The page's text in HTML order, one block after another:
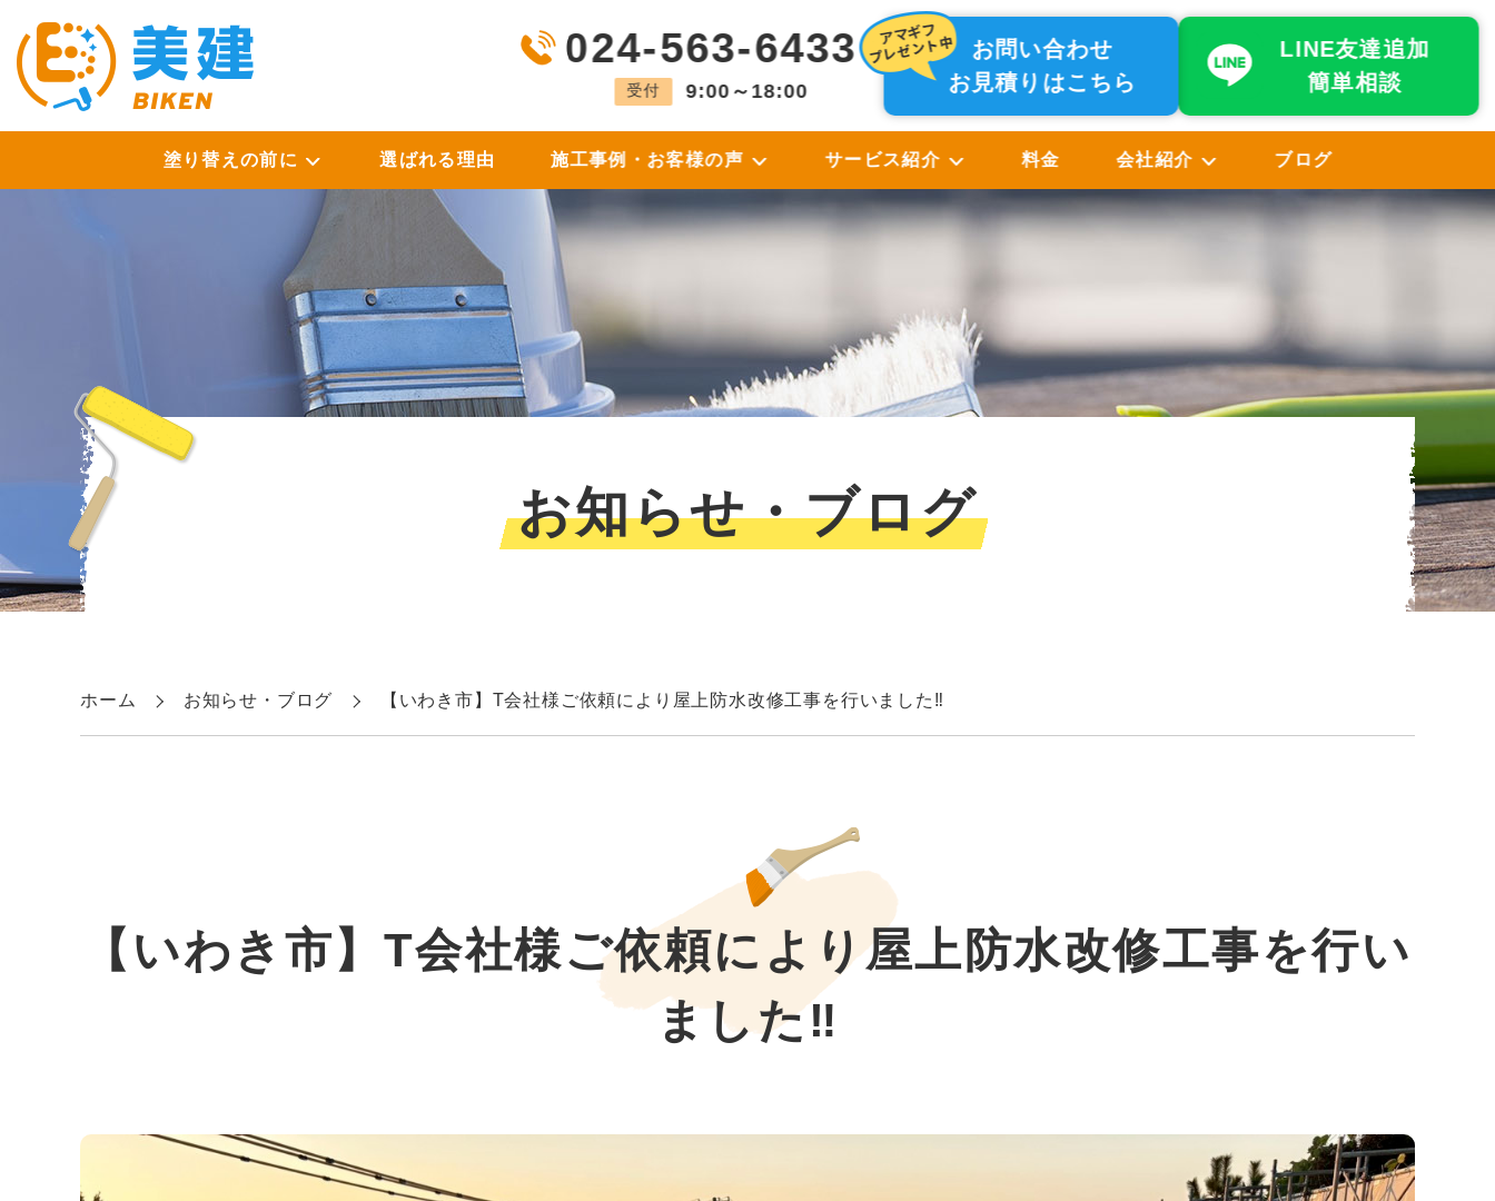
024-563-6433
受付 9:00～18:00
お問い合わせ
お見積りはこちら
LINE友達追加
簡単相談
塗り替えの前に 選ばれる理由 施工事例・お客様の声 サービス紹介 料金 会社紹介 ブログ
お知らせ・ブログ
ホーム お知らせ・ブログ 【いわき市】T会社様ご依頼により屋上防水改修工事を行いました‼︎
【いわき市】T会社様ご依頼により屋上防水改修工事を行い
ました‼︎